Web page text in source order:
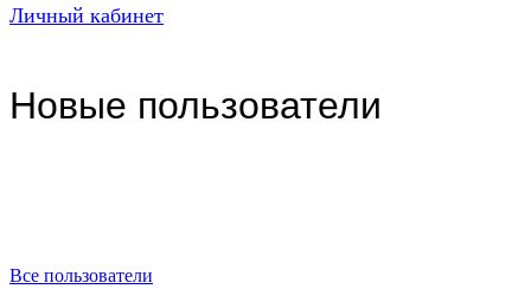
Личный кабинет
Новые пользователи
Все пользователи